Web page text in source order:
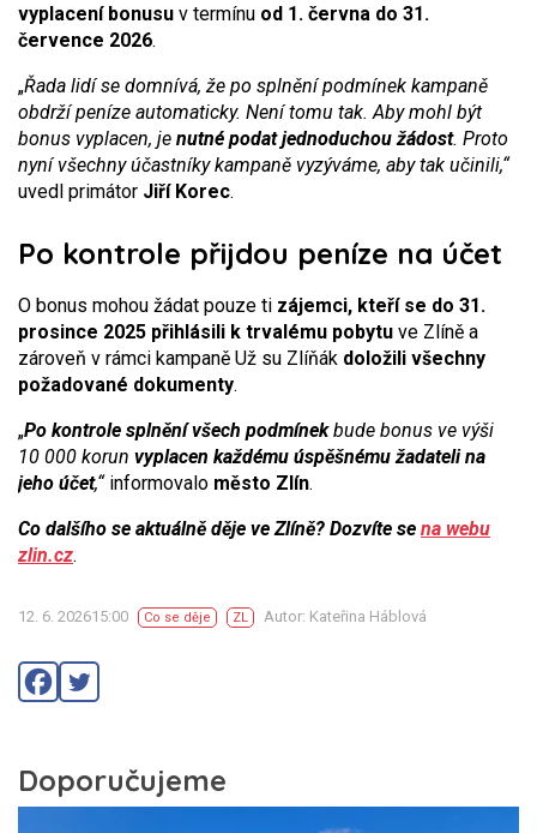
vyplacení bonusu v termínu od 1. června do 31.
července 2026.
„Řada lidí se domnívá, že po splnění podmínek kampaně
obdrží peníze automaticky. Není tomu tak. Aby mohl být
bonus vyplacen, je nutné podat jednoduchou žádost. Proto
nyní všechny účastníky kampaně vyzýváme, aby tak učinili,“
uvedl primátor Jiří Korec.
Po kontrole přijdou peníze na účet
O bonus mohou žádat pouze ti zájemci, kteří se do 31.
prosince 2025 přihlásili k trvalému pobytu ve Zlíně a
zároveň v rámci kampaně Už su Zlíňák doložili všechny
požadované dokumenty.
„Po kontrole splnění všech podmínekbude bonus ve výši
10 000 korun vyplacen každému úspěšnému žadateli na
jeho účet,“informovalo město Zlín.
Co dalšího se aktuálně děje ve Zlíně? Dozvíte se na webu
zlin.cz.
12. 6. 202615:00 Co se děje ZL Autor: Kateřina Háblová